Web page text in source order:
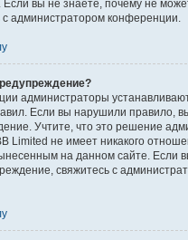
вы не знаете, почему не
с администратором конференции.
администраторы
Если вы нарушили правило,
Учтите, что это решение
Limited не имеет никакого
на данном сайте. Если
свяжитесь с